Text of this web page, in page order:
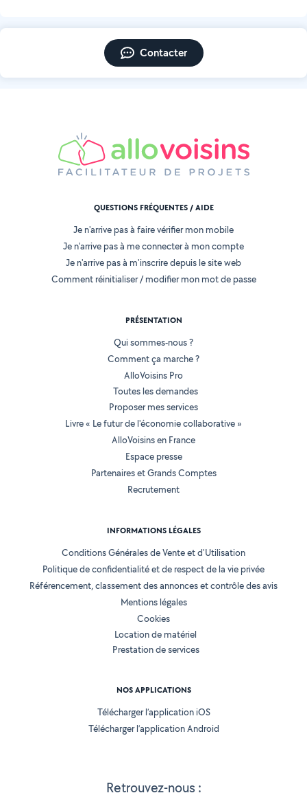
Contacter
Retrouvez-nous :
QUESTIONS FRÉQUENTES / AIDE
Je n'arrive pas à faire vérifier mon mobile
Je n'arrive pas à me connecter à mon compte
Je n'arrive pas à m'inscrire depuis le site web
Comment réinitialiser / modifier mon mot de passe
PRÉSENTATION
Qui sommes-nous ?
Comment ça marche ?
AlloVoisins Pro
Toutes les demandes
Proposer mes services
Livre « Le futur de l'économie collaborative »
AlloVoisins en France
Espace presse
Partenaires et Grands Comptes
Recrutement
INFORMATIONS LÉGALES
Conditions Générales de Vente et d'Utilisation
Politique de confidentialité et de respect de la vie privée
Référencement, classement des annonces et contrôle des avis
Mentions légales
Cookies
Location de matériel
Prestation de services
NOS APPLICATIONS
Télécharger l’application iOS
Télécharger l’application Android